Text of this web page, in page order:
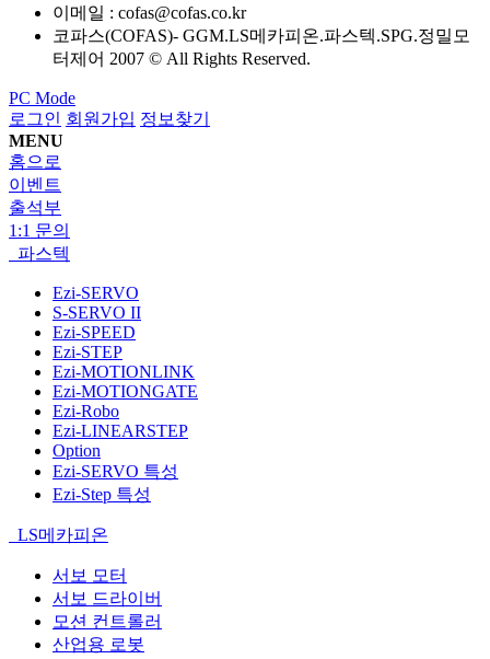
이메일 : cofas@cofas.co.kr
코파스(COFAS)- GGM.LS메카피온.파스텍.SPG.정밀모
터제어 2007 © All Rights Reserved.
PC Mode
로그인 회원가입 정보찾기
MENU
홈으로
이벤트
출석부
1:1 문의
파스텍
Ezi-SERVO
S-SERVO II
Ezi-SPEED
Ezi-STEP
Ezi-MOTIONLINK
Ezi-MOTIONGATE
Ezi-Robo
Ezi-LINEARSTEP
Option
Ezi-SERVO 특성
Ezi-Step 특성
LS메카피온
서보 모터
서보 드라이버
모션 컨트롤러
산업용 로봇